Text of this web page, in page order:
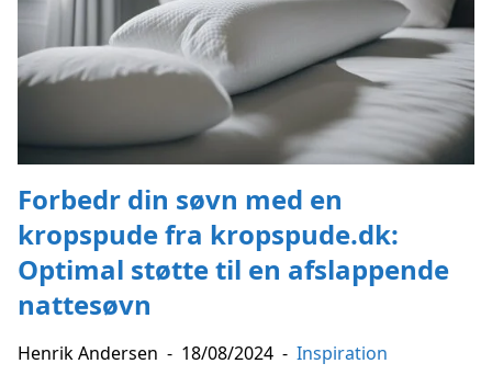
Forbedr din søvn med en
kropspude fra kropspude.dk:
Optimal støtte til en afslappende
nattesøvn
Henrik Andersen - 18/08/2024 - Inspiration